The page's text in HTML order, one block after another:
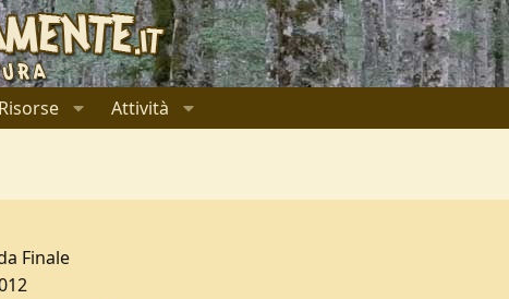
Risorse Attività
Finale